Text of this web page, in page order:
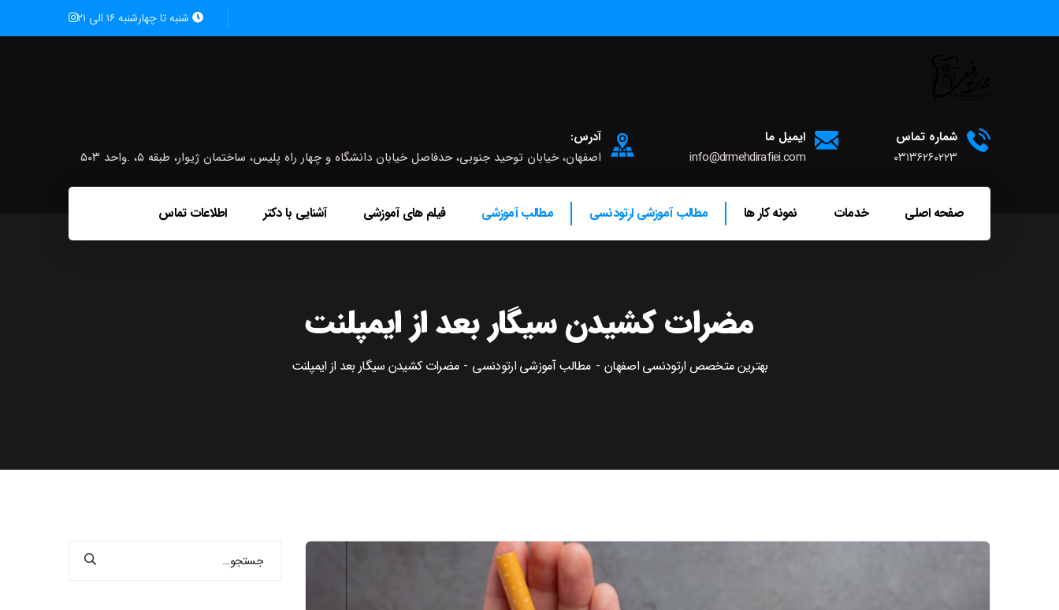
شنبه تا چهارشنبه ۱۶ الی ۲۱
شماره تماس
۰۳۱۳۶۲۶۰۲۲۳
ایمیل ما
info@drmehdirafiei.com
آدرس:
اصفهان، خیابان توحید جنوبی، حدفاصل خیابان دانشگاه و چهار راه پلیس، ساختمان ژیوار، طبقه ۵، .واحد ۵۰۳
صفحه اصلی خدمات نمونه کار ها مطالب آموزشی ارتودنسی مطالب آموزشی فیلم های آموزشی آشنایی با دکتر اطلاعات تماس
مضرات کشیدن سیگار بعد از ایمپلنت
بهترین متخصص ارتودنسی اصفهان مطالب آموزشی ارتودنسی مضرات کشیدن سیگار بعد از ایمپلنت